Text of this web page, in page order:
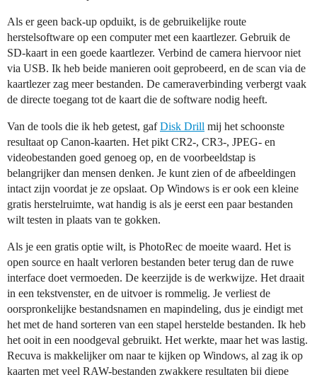
Als er geen back-up opduikt, is de gebruikelijke route
herstelsoftware op een computer met een kaartlezer. Gebruik de
SD-kaart in een goede kaartlezer. Verbind de camera hiervoor niet
via USB. Ik heb beide manieren ooit geprobeerd, en de scan via de
kaartlezer zag meer bestanden. De cameraverbinding verbergt vaak
de directe toegang tot de kaart die de software nodig heeft.
Van de tools die ik heb getest, gafDisk Drill mij het schoonste
resultaat op Canon-kaarten. Het pikt CR2-, CR3-, JPEG- en
videobestanden goed genoeg op, en de voorbeeldstap is
belangrijker dan mensen denken. Je kunt zien of de afbeeldingen
intact zijn voordat je ze opslaat. Op Windows is er ook een kleine
gratis herstelruimte, wat handig is als je eerst een paar bestanden
wilt testen in plaats van te gokken.
Als je een gratis optie wilt, is PhotoRec de moeite waard. Het is
open source en haalt verloren bestanden beter terug dan de ruwe
interface doet vermoeden. De keerzijde is de werkwijze. Het draait
in een tekstvenster, en de uitvoer is rommelig. Je verliest de
oorspronkelijke bestandsnamen en mapindeling, dus je eindigt met
het met de hand sorteren van een stapel herstelde bestanden. Ik heb
het ooit in een noodgeval gebruikt. Het werkte, maar het was lastig.
Recuva is makkelijker om naar te kijken op Windows, al zag ik op
kaarten met veel RAW-bestanden zwakkere resultaten bij diepe